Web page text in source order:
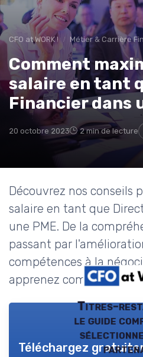
CFO at WORK ! Métier & Carrière
Comment
salaire en tant
Financier dans
20 octobre 2023 2 min de lecture
Découvrez nos conseils
salaire en tant que
une PME. De la
passant par
compétences à la
apprenez comment
Titres-
le guide
Téléchargez